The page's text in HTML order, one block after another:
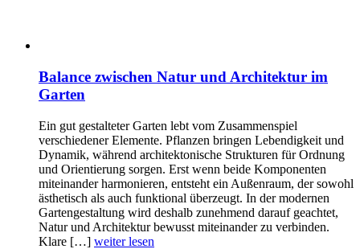
Balance zwischen Natur und Architektur im
Garten
Ein gut gestalteter Garten lebt vom Zusammenspiel
verschiedener Elemente. Pflanzen bringen Lebendigkeit und
Dynamik, während architektonische Strukturen für Ordnung
und Orientierung sorgen. Erst wenn beide Komponenten
miteinander harmonieren, entsteht ein Außenraum, der sowohl
ästhetisch als auch funktional überzeugt. In der modernen
Gartengestaltung wird deshalb zunehmend darauf geachtet,
Natur und Architektur bewusst miteinander zu verbinden.
Klare […] weiter lesen